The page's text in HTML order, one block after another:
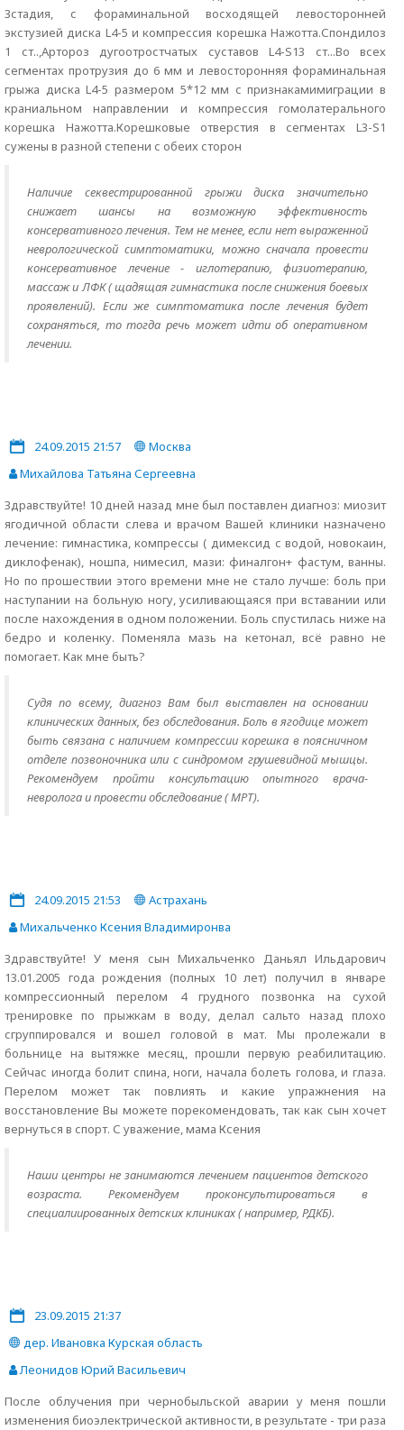
3стадия, с фораминальной восходящей левосторонней
экстузией диска L4-5 и компрессия корешка Нажотта.Спондилоз
1 ст..,Артороз дугоотростчатых суставов L4-S13 ст...Во всех
сегментах протрузия до 6 мм и левосторонняя фораминальная
грыжа диска L4-5 размером 5*12 мм с признакамимиграции в
краниальном направлении и компрессия гомолатерального
корешка Нажотта.Корешковые отверстия в сегментах L3-S1
сужены в разной степени с обеих сторон
Наличие секвестрированной грыжи диска значительно
снижает шансы на возможную эффективность
консервативного лечения. Тем не менее, если нет выраженной
неврологической симптоматики, можно сначала провести
консервативное лечение - иглотерапию, физиотерапию,
массаж и ЛФК ( щадящая гимнастика после снижения боевых
проявлений). Если же симптоматика после лечения будет
сохраняться, то тогда речь может идти об оперативном
лечении.
24.09.2015 21:57
Москва
Михайлова Татьяна Сергеевна
Здравствуйте! 10 дней назад мне был поставлен диагноз: миозит
ягодичной области слева и врачом Вашей клиники назначено
лечение: гимнастика, компрессы ( димексид с водой, новокаин,
диклофенак), ношпа, нимесил, мази: финалгон+ фастум, ванны.
Но по прошествии этого времени мне не стало лучше: боль при
наступании на больную ногу, усиливающаяся при вставании или
после нахождения в одном положении. Боль спустилась ниже на
бедро и коленку. Поменяла мазь на кетонал, всё равно не
помогает. Как мне быть?
Судя по всему, диагноз Вам был выставлен на основании
клинических данных, без обследования. Боль в ягодице может
быть связана с наличием компрессии корешка в поясничном
отделе позвоночника или с синдромом грушевидной мышцы.
Рекомендуем пройти консультацию опытного врача-
невролога и провести обследование ( МРТ).
24.09.2015 21:53
Астрахань
Михальченко Ксения Владимиронва
Здравствуйте! У меня сын Михальченко Даньял Ильдарович
13.01.2005 года рождения (полных 10 лет) получил в январе
компрессионный перелом 4 грудного позвонка на сухой
тренировке по прыжкам в воду, делал сальто назад плохо
сгруппировался и вошел головой в мат. Мы пролежали в
больнице на вытяжке месяц, прошли первую реабилитацию.
Сейчас иногда болит спина, ноги, начала болеть голова, и глаза.
Перелом может так повлиять и какие упражнения на
восстановление Вы можете порекомендовать, так как сын хочет
вернуться в спорт. С уважение, мама Ксения
Наши центры не занимаются лечением пациентов детского
возраста. Рекомендуем проконсультироваться в
специалиированных детских клиниках ( например, РДКБ).
23.09.2015 21:37
дер. Ивановка Курская область
Леонидов Юрий Васильевич
После облучения при чернобыльской аварии у меня пошли
изменения биоэлектрической активности, в результате - три раза